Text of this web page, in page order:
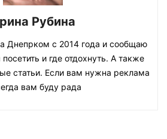
Рубина
Днепрком с 2014 года и сообщаю
и где отдохнуть. А также
статьи. Если вам нужна реклама
вам буду рада